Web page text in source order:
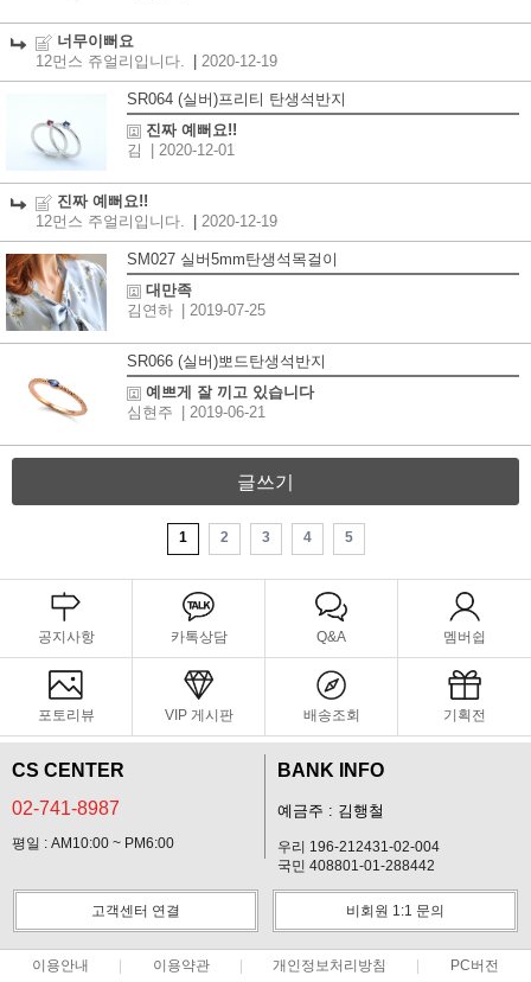
너무이뻐요
12먼스 쥬얼리입니다.
2020-12-19
SR064 (실버)프리티 탄생석반지
진짜 예뻐요!!
김
| 2020-12-01
진짜 예뻐요!!
12먼스 주얼리입니다.
2020-12-19
SM027 실버5mm탄생석목걸이
대만족
김연하
| 2019-07-25
SR066 (실버)뽀드탄생석반지
예쁘게 잘 끼고 있습니다
심현주
| 2019-06-21
글쓰기
1 2 3 4 5
공지사항 카톡상담 Q&A 멤버쉽
포토리뷰 VIP 게시판 배송조회 기획전
CS CENTER
02-741-8987
평일 : AM10:00 ~ PM6:00
BANK INFO
예금주 : 김행철
우리 196-212431-02-004
국민 408801-01-288442
고객센터 연결 비회원 1:1 문의
이용안내 이용약관 개인정보처리방침 PC버전